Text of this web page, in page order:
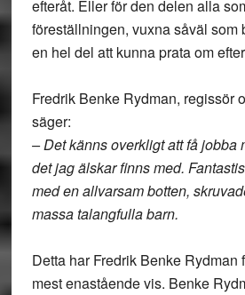
efteråt. Eller för den delen alla
föreställningen, vuxna såväl som
en hel del att kunna prata om
Fredrik Benke Rydman, regissör
säger:
– Det känns overkligt att få jobba
det jag älskar finns med.
med en allvarsam botten,
massa talangfulla barn.
Detta har Fredrik Benke Rydman
mest enastående vis. Benke